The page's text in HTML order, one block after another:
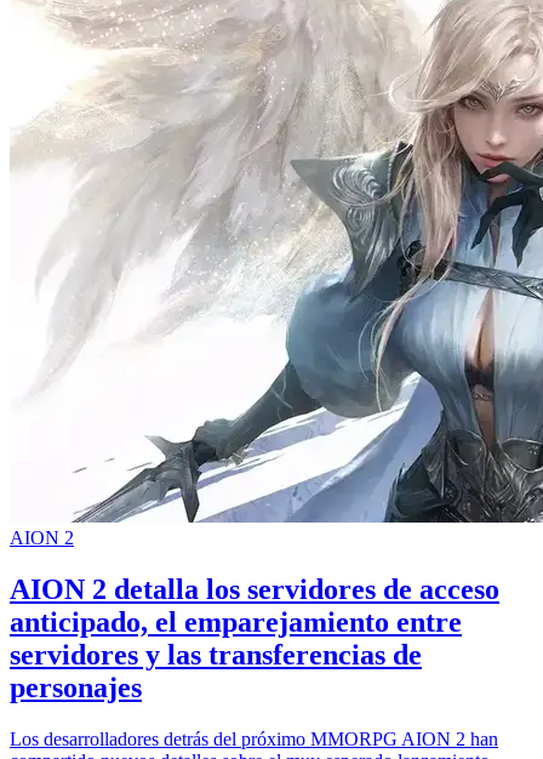
AION 2
AION 2 detalla los servidores de acceso
anticipado, el emparejamiento entre
servidores y las transferencias de
personajes
Los desarrolladores detrás del próximo MMORPG AION 2 han